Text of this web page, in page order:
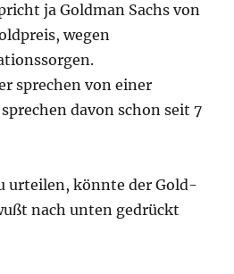
ja Goldman Sachs von
wegen
sprechen von einer
davon schon seit 7
urteilen, könnte der Gold-
nach unten gedrückt